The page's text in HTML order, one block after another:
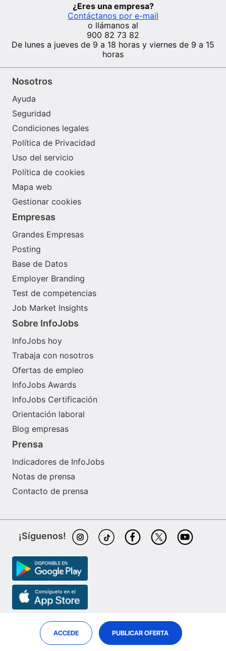
ACCEDE PUBLICAR OFERTA
¿Eres una empresa?
Contáctanos por e-mail
o llámanos al
900 82 73 82
De lunes a jueves de 9 a 18 horas y viernes de 9 a 15
horas
Nosotros
Ayuda
Seguridad
Condiciones legales
Política de Privacidad
Uso del servicio
Política de cookies
Mapa web
Gestionar cookies
Empresas
Grandes Empresas
Posting
Base de Datos
Employer Branding
Test de competencias
Job Market Insights
Sobre InfoJobs
InfoJobs hoy
Trabaja con nosotros
Ofertas de empleo
InfoJobs Awards
InfoJobs Certificación
Orientación laboral
Blog empresas
Prensa
Indicadores de InfoJobs
Notas de prensa
Contacto de prensa
¡Síguenos!
InfoJobs es partner de
ePreselec
Job Market Insights
© Adevinta Jobs S.L.U.